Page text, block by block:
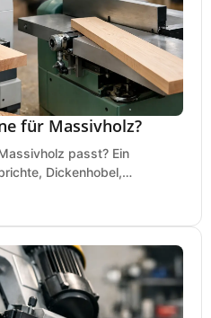
für Massivholz?
passt? Ein
Dickenhobel,